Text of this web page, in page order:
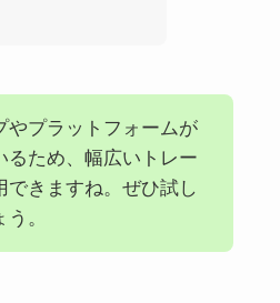
やプラットフォームが
るため、幅広いトレー
できますね。ぜひ試し
。